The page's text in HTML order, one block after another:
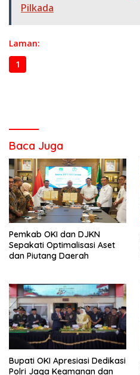
Pilkada
Laman:
1
Baca Juga
Pemkab OKI dan DJKN
Sepakati Optimalisasi Aset
dan Piutang Daerah
Bupati OKI Apresiasi Dedikasi
Polri Jaga Keamanan dan